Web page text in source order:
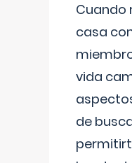
Cuando
casa
vida
de